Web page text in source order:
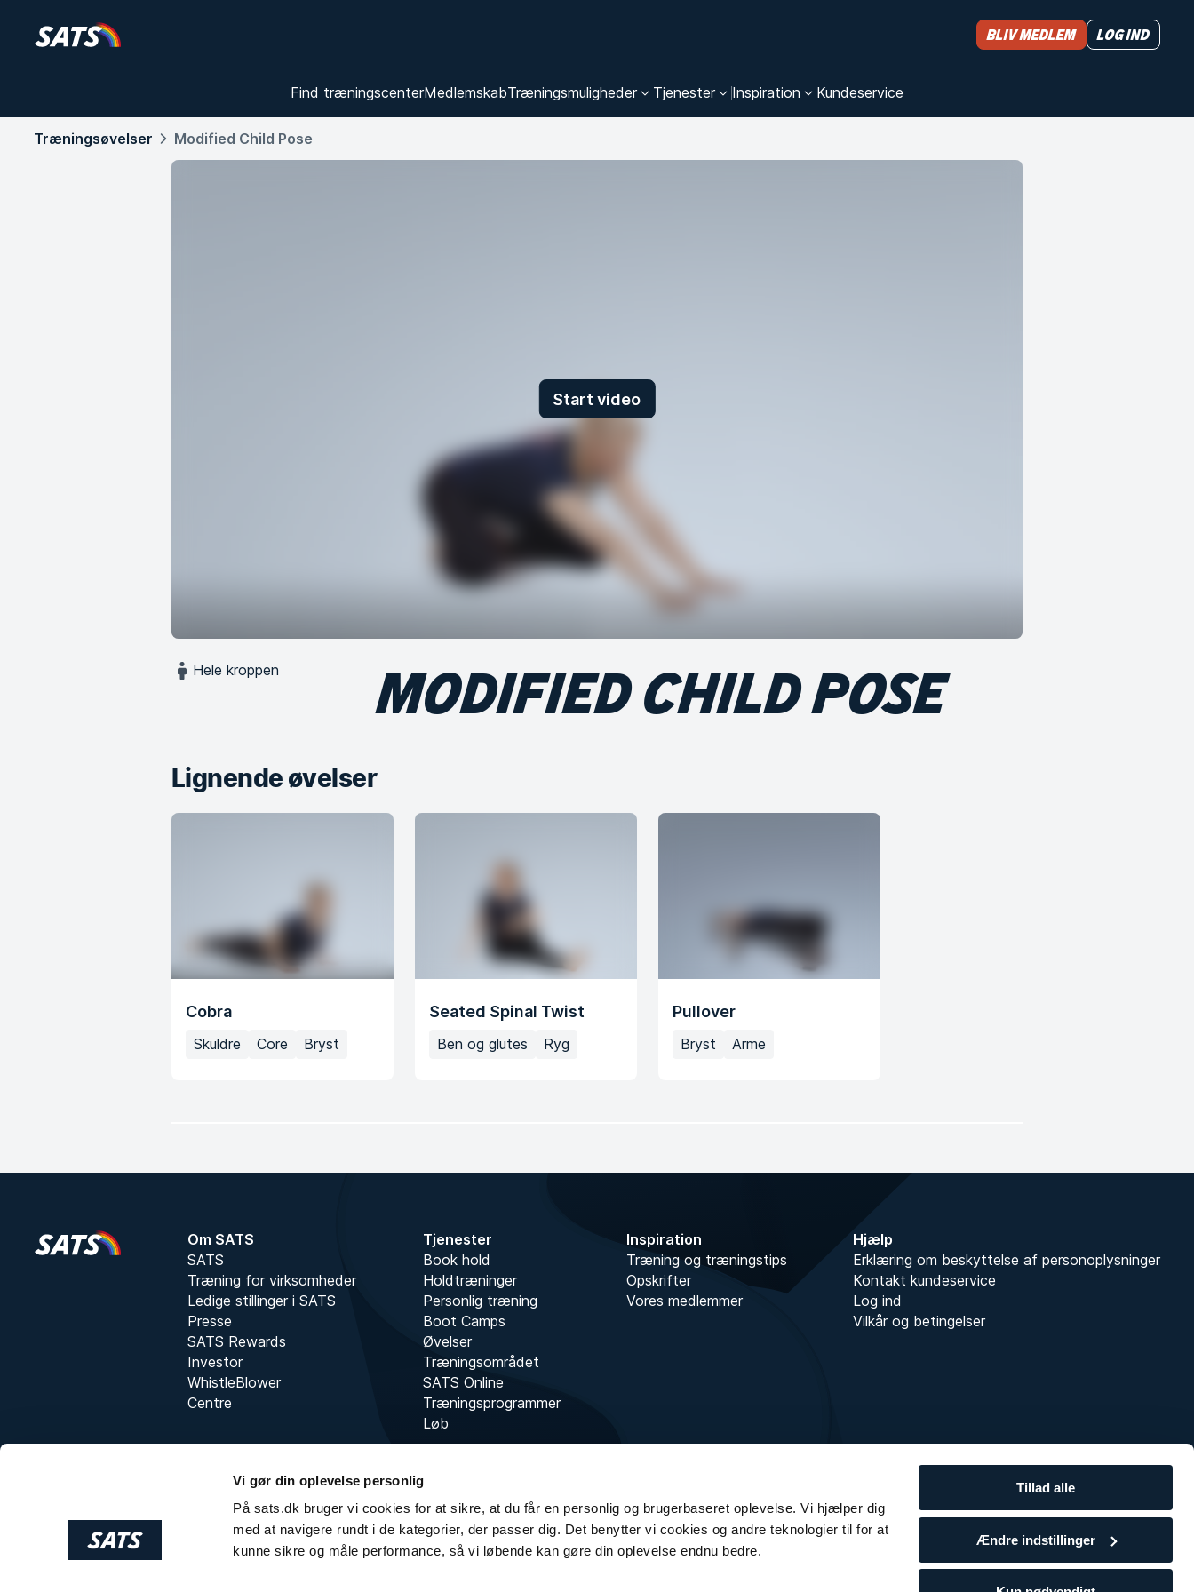
Vi gør din oplevelse personlig
På sats.dk bruger vi cookies for at sikre, at du får en personlig og brugerbaseret oplevelse. Vi hjælper dig
med at navigere rundt i de kategorier, der passer dig. Det benytter vi cookies og andre teknologier til for at
kunne sikre og måle performance, så vi løbende kan gøre din oplevelse endnu bedre.
Tillad alle
Ændre indstillinger
Find træningscenterMedlemskabTræningsmuligheder Tjenester Inspiration Kundeservice
Bliv medlem Log ind
Træningsøvelser Modified Child Pose
Start video
Hele kroppen MODIFIED CHILD POSE
Lignende øvelser
Cobra
Skuldre Core Bryst
Seated Spinal Twist
Ben og glutes Ryg
Pullover
Bryst Arme
Om SATS
SATS
Træning for virksomheder
Ledige stillinger i SATS
Presse
SATS Rewards
Investor
WhistleBlower
Centre
Tjenester
Book hold
Holdtræninger
Personlig træning
Boot Camps
Øvelser
Træningsområdet
SATS Online
Træningsprogrammer
Løb
Inspiration
Træning og træningstips
Opskrifter
Vores medlemmer
Hjælp
Erklæring om beskyttelse af personoplysninger
Kontakt kundeservice
Log ind
Vilkår og betingelser